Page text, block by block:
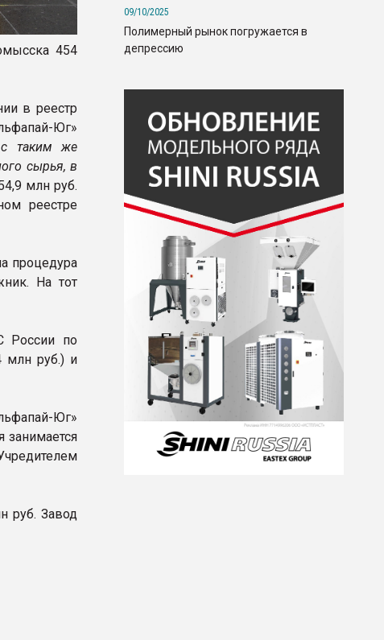
454
в реестр
Юг»
таким же
сырья, в
млн руб.
реестре
процедура
На тот
России по
млн руб.) и
Юг»
занимается
руб. Завод
09/10/2025
Полимерный рынок погружается в
депрессию